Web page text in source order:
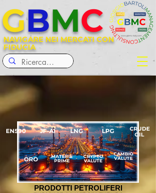
NAVIGARE NEI MERCATI CON
FIDUCIA
GBMC
PRODOTTI PETROLIFERI
EN590
CRUDE
OIL
LNG
ORO
CRYPTO
VALUTE
CAMBIO
VALUTE
MATERIE
PRIME
JF-A1 LPG